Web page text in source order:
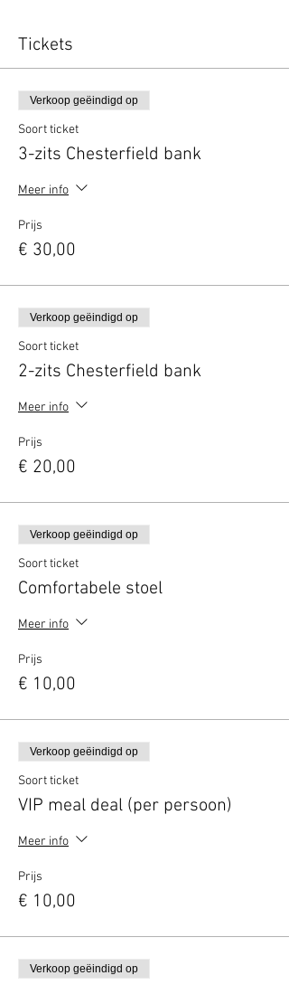
Tickets
Verkoop geëindigd op
Soort ticket
3-zits Chesterfield bank
Meer info
Prijs
€ 30,00
Verkoop geëindigd op
Soort ticket
2-zits Chesterfield bank
Meer info
Prijs
€ 20,00
Verkoop geëindigd op
Soort ticket
Comfortabele stoel
Meer info
Prijs
€ 10,00
Verkoop geëindigd op
Soort ticket
VIP meal deal (per persoon)
Meer info
Prijs
€ 10,00
Verkoop geëindigd op